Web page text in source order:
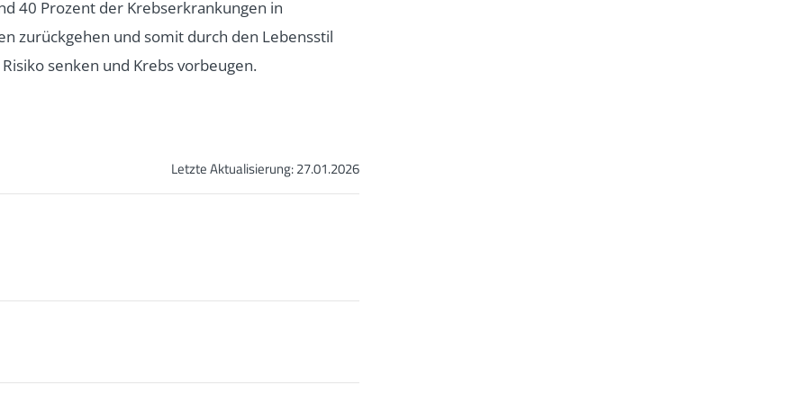
40 Prozent der Krebserkrankungen in
zurückgehen und somit durch den Lebensstil
senken und Krebs vorbeugen.
Letzte Aktualisierung:27.01.2026